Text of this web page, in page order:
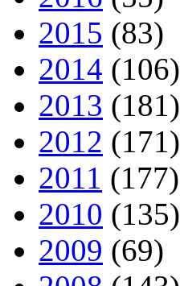
2015 (83)
2014 (106)
2013 (181)
2012 (171)
2011 (177)
2010 (135)
2009 (69)